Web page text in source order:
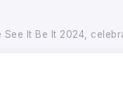
It Be It 2024,